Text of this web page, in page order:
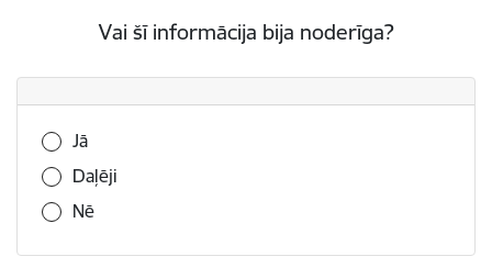
Vai šī informācija bija noderīga?
Vai šī informācija bija noderīga?
Jā
Daļēji
Nē